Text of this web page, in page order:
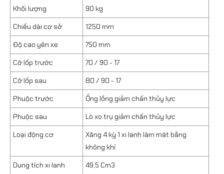
Khối lượng
90 kg
Chiều dài cơ sở
1250 mm
Độ cao yên xe
750 mm
Cỡ lốp trước
70 / 90 - 17
Cỡ lốp sau
80 / 90 - 17
Phuộc trước
Ống lồng giảm chấn thủy lực
Phuộc sau
Lò xo trụ giảm chấn thủy lực
Loại động cơ
Xăng 4 kỳ 1 xi lanh làm mát bằng
không khí
Dung tích xi lanh
49,5 Cm3